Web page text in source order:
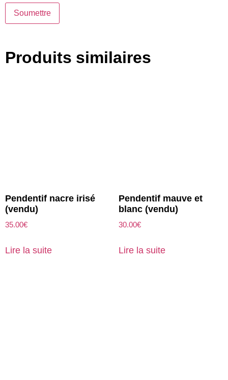
Produits similaires
Pendentif nacre irisé
(vendu)
35.00€
Lire la suite
Pendentif mauve et
blanc (vendu)
30.00€
Lire la suite